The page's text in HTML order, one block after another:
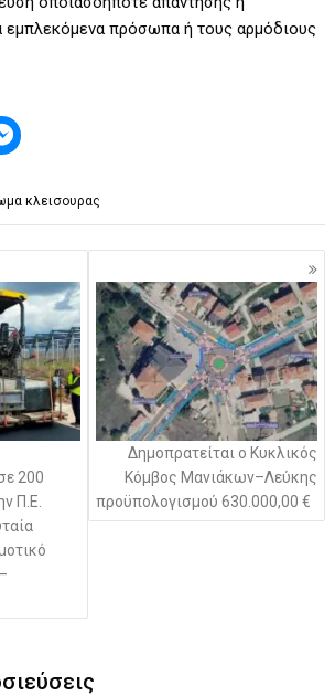
εμπλεκόμενα πρόσωπα ή τους αρμόδιους
κλεισουρας
200
Π.Ε.
Δημοπρατείται ο Κυκλικός
Κόμβος Μανιάκων–Λεύκης
προϋπολογισμού 630.000,00 €